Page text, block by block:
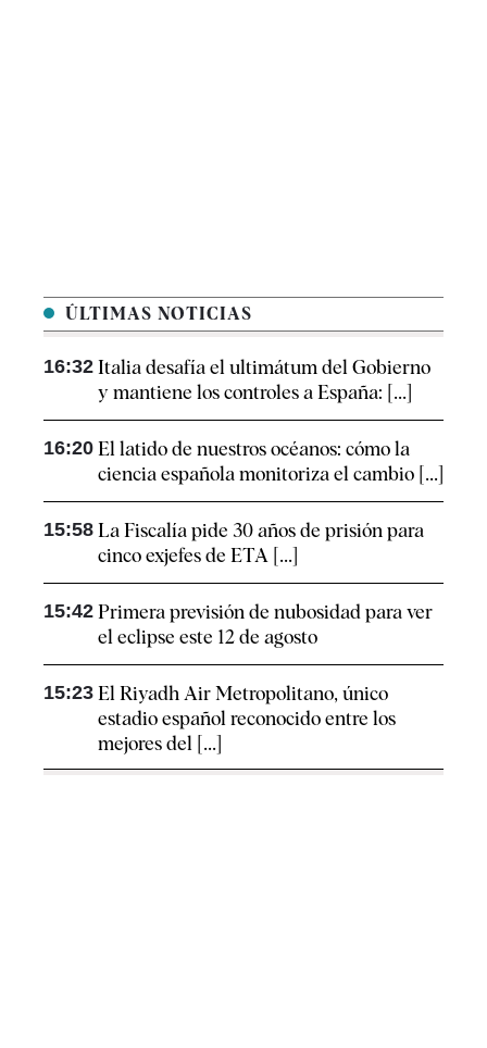
ÚLTIMAS NOTICIAS
16:32 Italia desafía el ultimátum del Gobierno
y mantiene los controles a España: [...]
16:20 El latido de nuestros océanos: cómo la
ciencia española monitoriza el cambio [...]
15:58 La Fiscalía pide 30 años de prisión para
cinco exjefes de ETA [...]
15:42 Primera previsión de nubosidad para ver
el eclipse este 12 de agosto
15:23 El Riyadh Air Metropolitano, único
estadio español reconocido entre los
mejores del [...]